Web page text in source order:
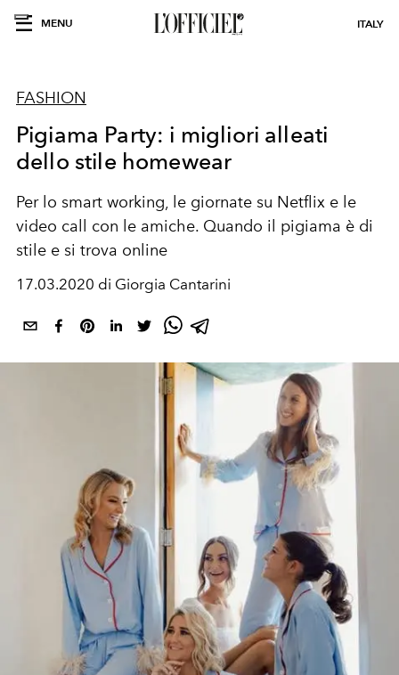
MENU ITALY
FASHION
Pigiama Party: i migliori alleati
dello stile homewear
Per lo smart working, le giornate su Netflix e le
video call con le amiche. Quando il pigiama è di
stile e si trova online
17.03.2020 di Giorgia Cantarini